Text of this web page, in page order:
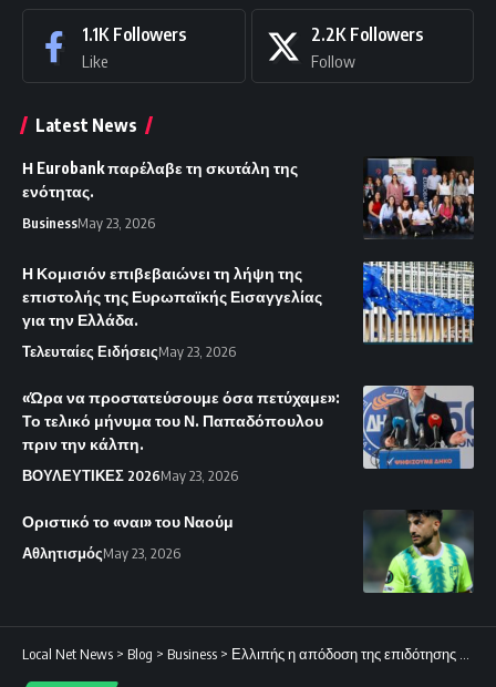
1.1K Followers
Like
2.2K Followers
Follow
Latest News
Η Eurobank παρέλαβε τη σκυτάλη της
ενότητας.
BusinessMay 23, 2026
Η Κομισιόν επιβεβαιώνει τη λήψη της
επιστολής της Ευρωπαϊκής Εισαγγελίας
για την Ελλάδα.
Τελευταίες ΕιδήσειςMay 23, 2026
«Ώρα να προστατεύσουμε όσα πετύχαμε»:
Το τελικό μήνυμα του Ν. Παπαδόπουλου
πριν την κάλπη.
ΒΟΥΛΕΥΤΙΚΕΣ 2026May 23, 2026
Οριστικό το «ναι» του Ναούμ
ΑθλητισμόςMay 23, 2026
Local Net News > Blog > Business > Ελλιπής η απόδοση της επιδότησης καυσίμων στους καταναλωτές